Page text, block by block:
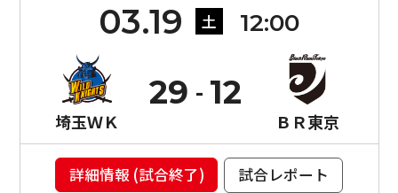
03.19 土 12:00
埼玉ＷＫ
29
ＢＲ東京
12
詳細情報 (試合終了)
試合レポート